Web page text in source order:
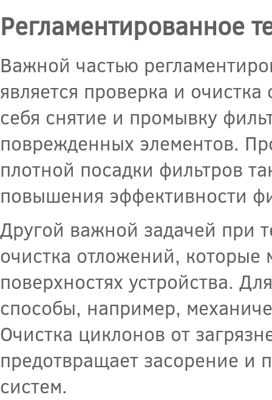
Регламентированное
Важной частью
является проверка и
себя снятие и промывку
поврежденных элементов.
плотной посадки фильтров
повышения эффективности
Другой важной задачей при
очистка отложений, которые
поверхностях устройства.
способы, например,
Очистка циклонов от
предотвращает засорение
систем.